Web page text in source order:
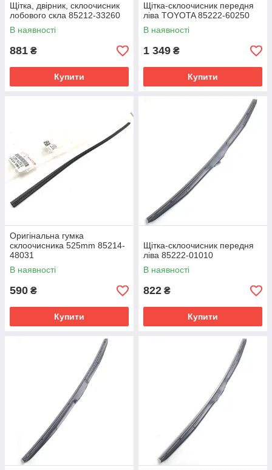
Щітка, двірник, склоочисник
лобового скла 85212-33260
В наявності
881 ₴
Купити
Щітка-склоочисник передня
ліва TOYOTA 85222-60250
В наявності
1 349 ₴
Купити
Оригінальна гумка
склоочисника 525mm 85214-
48031
В наявності
590 ₴
Купити
Щітка-склоочисник передня
ліва 85222-01010
В наявності
822 ₴
Купити